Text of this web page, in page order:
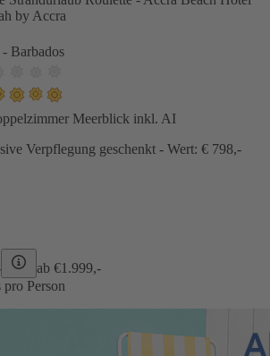
by Accra
Barbados
Meerblick inkl. AI
Verpflegung geschenkt - Wert: € 798,-
ab €1.999,-
pro Person